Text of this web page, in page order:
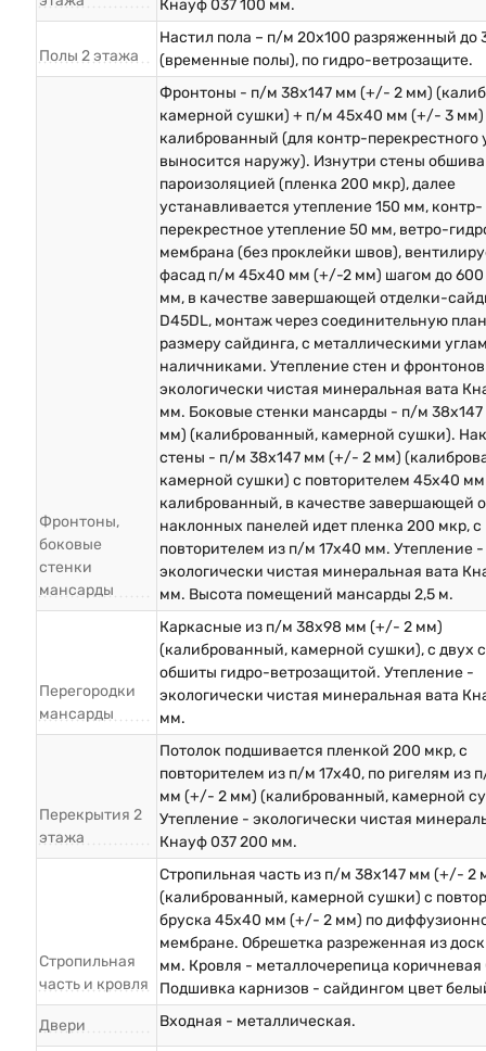
Кнауф 037 100 мм.
Полы 2 этажа
Настил пола – п/м 20х100 разряженный до
(временные полы), по гидро-ветрозащите.
Фронтоны,
боковые
стенки
мансарды
Фронтоны - п/м 38х147 мм (+/- 2 мм)
камерной сушки) + п/м 45х40 мм (+/- 3 мм)
калиброванный (для контр-перекрестного
выносится наружу). Изнутри стены
пароизоляцией (пленка 200 мкр), далее
устанавливается утепление 150 мм, контр-
перекрестное утепление 50 мм, ветро-
мембрана (без проклейки швов),
фасад п/м 45х40 мм (+/-2 мм) шагом до
мм, в качестве завершающей отделки-
D45DL, монтаж через соединительную
размеру сайдинга, с металлическими
наличниками. Утепление стен и фронтонов
экологически чистая минеральная вата
мм. Боковые стенки мансарды - п/м
мм) (калиброванный, камерной сушки).
стены - п/м 38х147 мм (+/- 2 мм)
камерной сушки) с повторителем 45х40
калиброванный, в качестве завершающей
наклонных панелей идет пленка 200 мкр, с
повторителем из п/м 17х40 мм. Утепление -
экологически чистая минеральная вата
мм. Высота помещений мансарды 2,5 м.
Перегородки
мансарды
Каркасные из п/м 38х98 мм (+/- 2 мм)
(калиброванный, камерной сушки), с двух
обшиты гидро-ветрозащитой. Утепление -
экологически чистая минеральная вата
мм.
Перекрытия 2
этажа
Потолок подшивается пленкой 200 мкр, с
повторителем из п/м 17х40, по ригелям из
мм (+/- 2 мм) (калиброванный, камерной
Утепление - экологически чистая
Кнауф 037 200 мм.
Стропильная
часть и кровля
Стропильная часть из п/м 38х147 мм (+/- 2
(калиброванный, камерной сушки) с
бруска 45х40 мм (+/- 2 мм) по
мембране. Обрешетка разреженная из
мм. Кровля - металлочерепица
Подшивка карнизов - сайдингом цвет
Двери
Входная - металлическая.